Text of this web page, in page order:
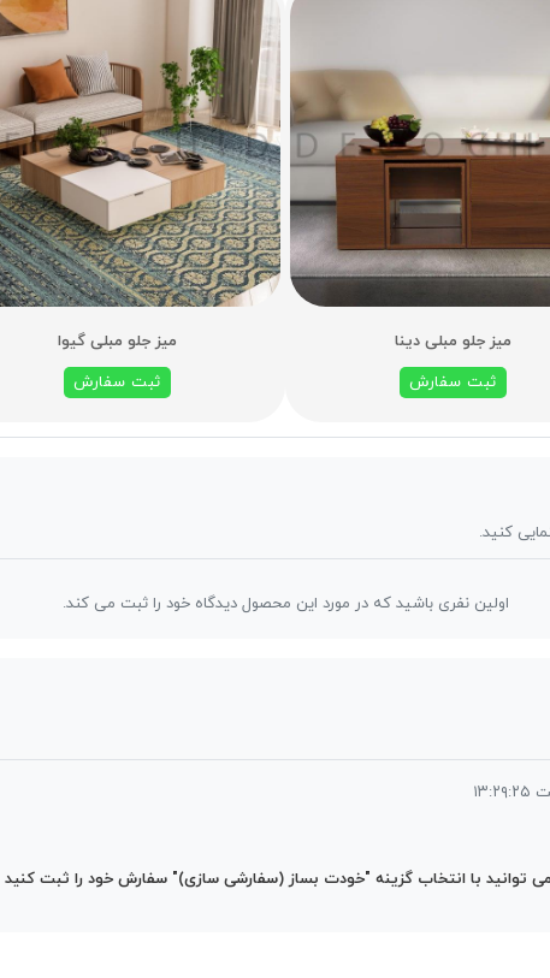
میز جلو مبلی دینا
ثبت سفارش
میز جلو مبلی گیوا
ثبت سفارش
کنید.
اولین نفری باشید که در مورد این محصول دیدگاه خود را ثبت می کند.
با انتخاب گزینه "خودت بساز (سفارشی سازی)" سفارش خود را ثبت کنید